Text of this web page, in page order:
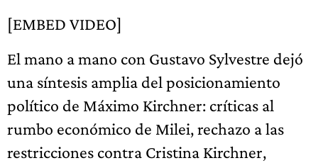
[EMBED VIDEO]
El mano a mano con Gustavo Sylvestre dejó
una síntesis amplia del posicionamiento
político de Máximo Kirchner: críticas al
rumbo económico de Milei, rechazo a las
restricciones contra Cristina Kirchner,